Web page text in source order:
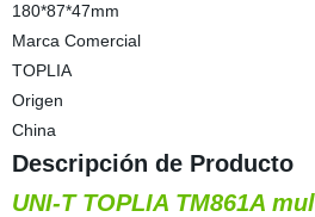
180*87*47mm
Marca Comercial
TOPLIA
Origen
China
Descripción de Producto
UNI-T TOPLIA TM861A